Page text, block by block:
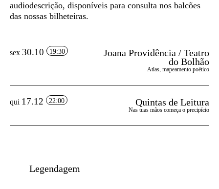
audiodescrição, disponíveis para consulta nos balcões
das nossas bilheteiras.
sex 30.10 19:30
Joana Providência / Teatro
do Bolhão
Atlas, mapeamento poético
qui 17.12 22:00 Quintas de Leitura
Nas tuas mãos começa o precipício
Legendagem